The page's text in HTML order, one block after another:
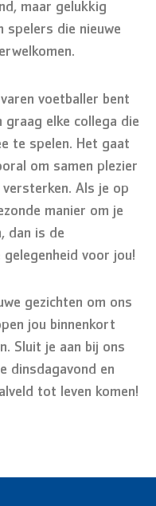
maar gelukkig
spelers die nieuwe
voetballer bent
elke collega die
te spelen. Het gaat
om samen plezier
Als je op
manier om je
dan is de
voor jou!
gezichten om ons
jou binnenkort
Sluit je aan bij ons
dinsdagavond en
tot leven komen!